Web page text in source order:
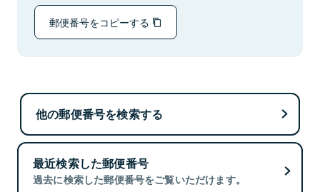
郵便番号をコピーする
他の郵便番号を検索する
最近検索した郵便番号
過去に検索した郵便番号をご覧いただけます。